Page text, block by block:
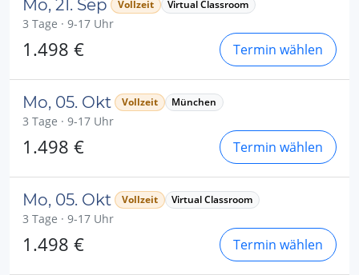
Mo, 21. Sep Vollzeit Virtual Classroom
3 Tage · 9-17 Uhr
1.498 € Termin wählen
Mo, 05. Okt Vollzeit München
3 Tage · 9-17 Uhr
1.498 € Termin wählen
Mo, 05. Okt Vollzeit Virtual Classroom
3 Tage · 9-17 Uhr
1.498 € Termin wählen